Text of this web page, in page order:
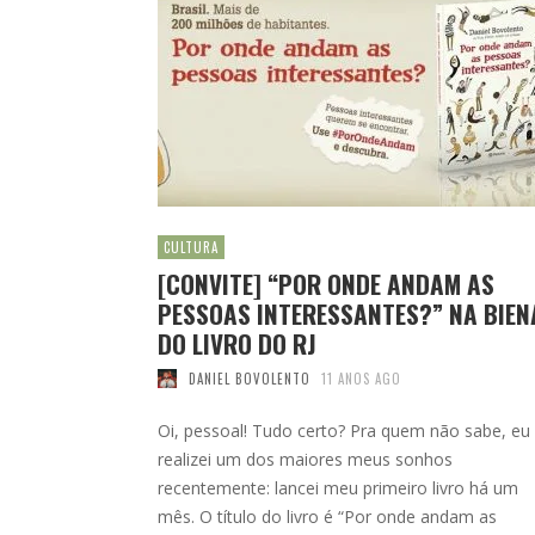
CULTURA
[CONVITE] “POR ONDE ANDAM AS
PESSOAS INTERESSANTES?” NA
DO LIVRO DO RJ
DANIEL BOVOLENTO 11 ANOS AGO
Oi, pessoal! Tudo certo? Pra quem não sabe, eu
realizei um dos maiores meus sonhos
recentemente: lancei meu primeiro livro há um
mês. O título do livro é “Por onde andam as